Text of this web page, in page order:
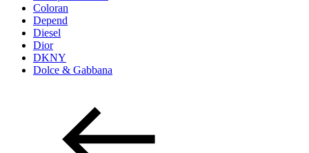
Coloran
Depend
Diesel
Dior
DKNY
Dolce & Gabbana